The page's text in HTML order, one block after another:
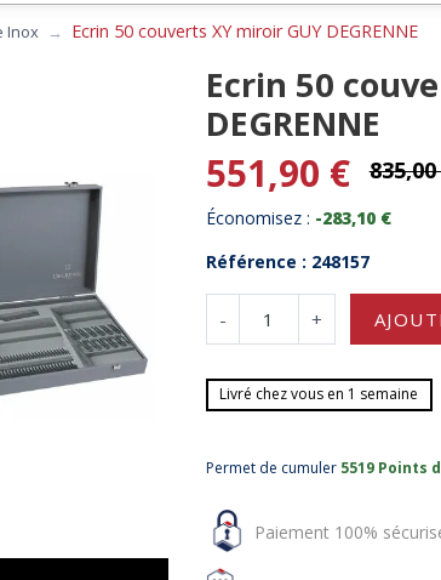
Inox Ecrin 50 couverts XY miroir GUY DEGRENNE
Ecrin 50
DEGRENNE
551,90 €
Économisez : -283,10 €
Référence : 248157
- +
Livré chez vous en 1 semaine
Permet de cumuler 5519 Points
Paiement 100%